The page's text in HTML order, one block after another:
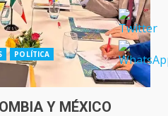
POLÍTICA
Y MÉXICO